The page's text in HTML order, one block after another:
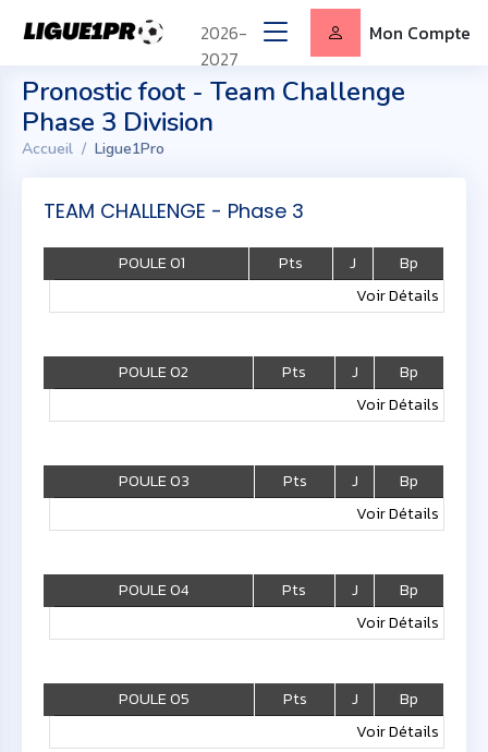
Pronostic foot - Team Challenge
Phase 3 Division
Accueil Ligue1Pro
2026-
2027
Mon Compte
TEAM CHALLENGE - Phase 3
POULE 01 Pts J
Bp
Voir Détails
POULE 02 Pts J
Bp
Voir Détails
POULE 03 Pts J
Bp
Voir Détails
POULE 04 Pts J
Bp
Voir Détails
POULE 05 Pts J
Bp
Voir Détails